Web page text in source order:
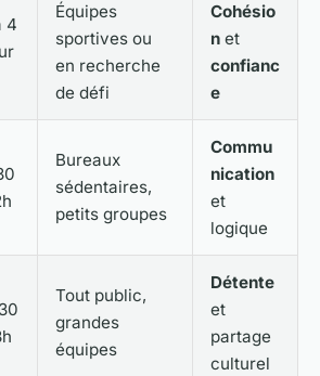
4
Équipes
sportives ou
en recherche
de défi
Cohésio
n et
confianc
e
Bureaux
sédentaires,
petits groupes
Commu
nication
et
logique
Tout public,
grandes
équipes
Détente
et
partage
culturel